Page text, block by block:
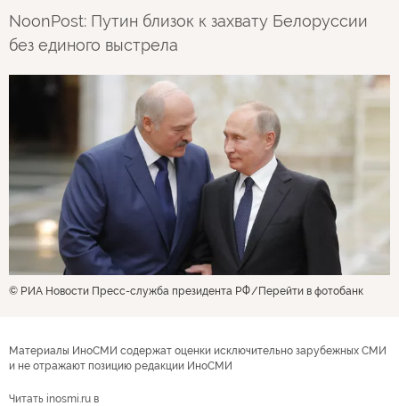
NoonPost: Путин близок к захвату Белоруссии
без единого выстрела
© РИА Новости Пресс-служба президента РФ Перейти в фотобанк
Материалы ИноСМИ содержат оценки исключительно зарубежных СМИ
и не отражают позицию редакции ИноСМИ
Читать inosmi.ru в